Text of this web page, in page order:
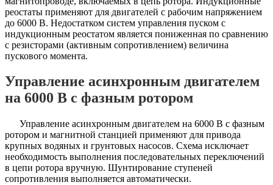
реостаты применяют для двигателей с рабочим напряжением
до 6000 В. Недостатком систем управления пуском с
индукционным реостатом является пониженная по сравнению
с резисторами (активным сопротивлением) величина
пускового момента.
Управление асинхронным двигателем
на 6000 В с фазным ротором
Управление асинхронным двигателем на 6000 В с фазным
ротором и магнитной станцией применяют для привода
крупных водяных и грунтовых насосов. Схема исключает
необходимость выполнения последовательных переключений
в цепи ротора вручную. Шунтирование ступеней
сопротивления выполняется автоматически.